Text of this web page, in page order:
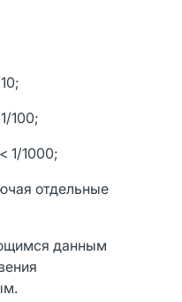
100;
1000;
отдельные
данным